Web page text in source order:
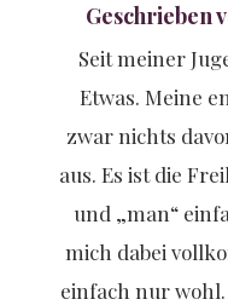
Geschrieben
Seit meiner
Etwas. Meine
zwar nichts
aus. Es ist die
und „man“
mich dabei
einfach nur